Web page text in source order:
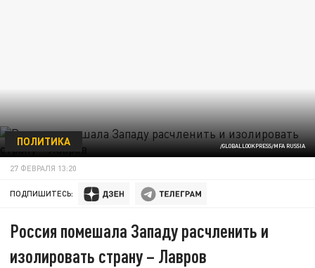
/GLOBALLOOKPRESS/MFA RUSSIA
ПОЛИТИКА
27 ФЕВРАЛЯ 13:20
ПОДПИШИТЕСЬ:
Россия помешала Западу расчленить и
изолировать страну – Лавров